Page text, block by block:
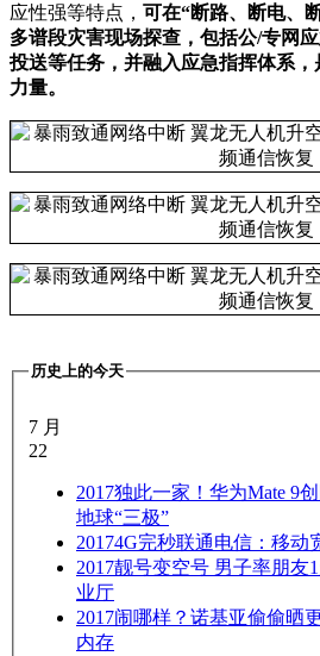
应性强等特点， 可在“断路、断电、
多谱段灾害现场探查，包括公/专网
投送等任务，并融入应急指挥体系
力量。
历史上的今天
7 月
22
2017独此一家！华为Mate 9
地球“三极”
20174G完秒联通电信：移动
2017靓号变空号 男子率朋友
业厅
2017闹哪样？诺基亚偷偷晒
内存